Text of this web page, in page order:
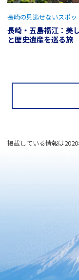
長崎・五島福江：美
と歴史遺産を巡る旅
長崎の見逃せないスポッ
掲載している情報は2020